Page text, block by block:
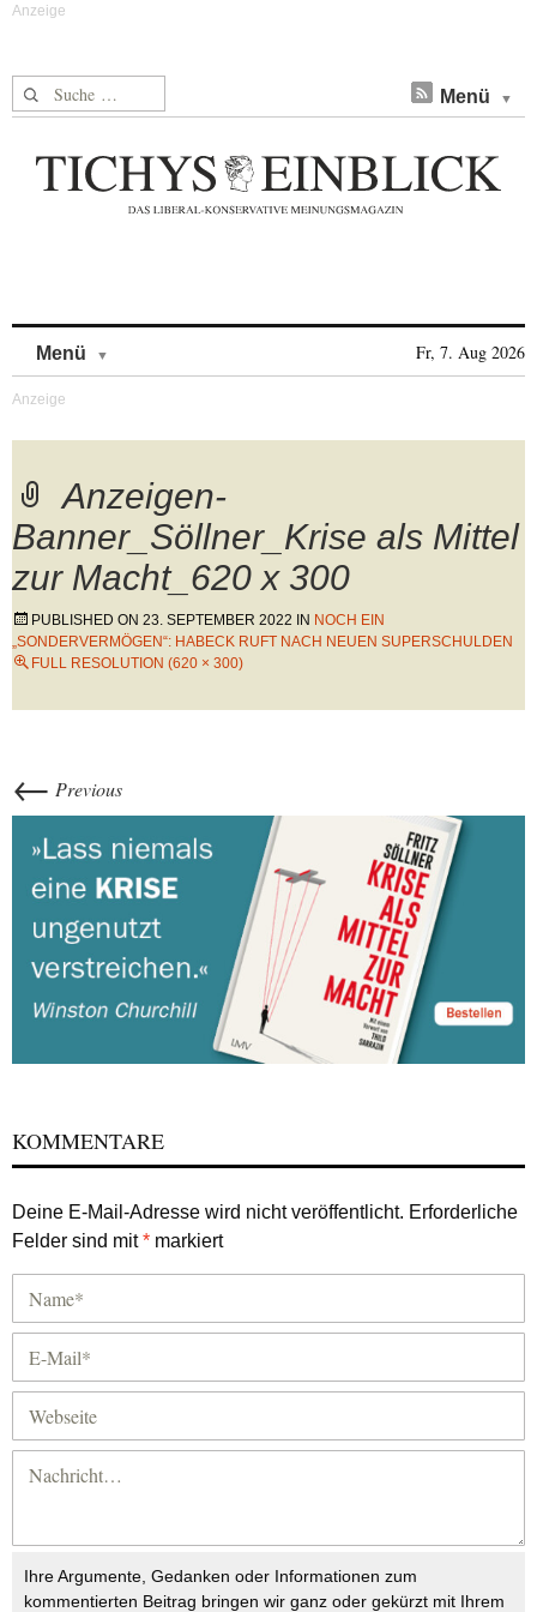
Suche nach: Menü
Menü Fr, 7. Aug 2026
Anzeigen-
Banner_Söllner_Krise als Mittel
zur Macht_620 x 300
PUBLISHED ON 23. SEPTEMBER 2022 IN NOCH EIN
„SONDERVERMÖGEN“: HABECK RUFT NACH NEUEN SUPERSCHULDEN
FULL RESOLUTION (620 × 300)
← Previous
KOMMENTARE
Deine E-Mail-Adresse wird nicht veröffentlicht. Erforderliche
Felder sind mit* markiert
Ihre Argumente, Gedanken oder Informationen zum
kommentierten Beitrag bringen wir ganz oder gekürzt mit Ihrem